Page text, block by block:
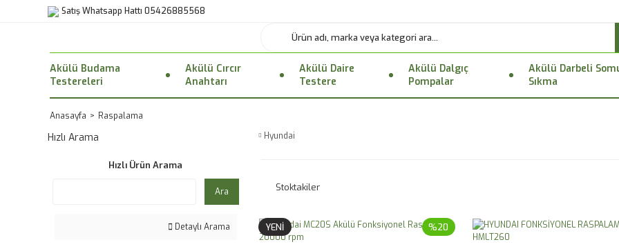
Satış Whatsapp Hattı 05426885568
Akülü Budama
Testereleri
Akülü Cırcır
Anahtarı
Akülü Daire
Testere
Akülü Dalgıç
Pompalar
Akülü Darbeli
Sıkma
Anasayfa Raspalama
Hızlı Arama
Hızlı Ürün Arama
Ara
Detaylı Arama
Hyundai
Stoktakiler
%20
YENİ